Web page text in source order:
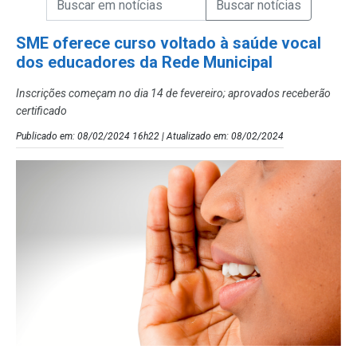
SME oferece curso voltado à saúde vocal
dos educadores da Rede Municipal
Inscrições começam no dia 14 de fevereiro; aprovados receberão
certificado
Publicado em: 08/02/2024 16h22 | Atualizado em: 08/02/2024